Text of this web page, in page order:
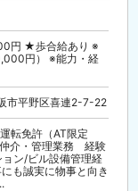
円 ★歩合給あり ※
円） ※能力・経
市平野区喜連2-7-22
転免許（AT限定
介・管理業務 経験
ン/ビル設備管理経
も誠実に物事と向き